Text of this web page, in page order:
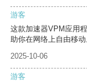
游客
这款加速器VPM应用
助你在网络上自由移动
2025-10-06
游客